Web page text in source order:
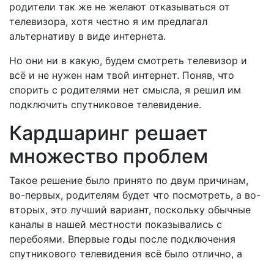
родители так же не желают отказываться от
телевизора, хотя честно я им предлагал
альтернативу в виде интернета.
Но они ни в какую, будем смотреть телевизор и
всё и не нужен нам твой интернет. Поняв, что
спорить с родителями нет смысла, я решил им
подключить спутниковое телевидение.
Кардшаринг решает
множество проблем
Такое решение было принято по двум причинам,
во-первых, родителям будет что посмотреть, а во-
вторых, это лучший вариант, поскольку обычные
каналы в нашей местности показывались с
перебоями. Впервые годы после подключения
спутникового телевидения всё было отлично, а